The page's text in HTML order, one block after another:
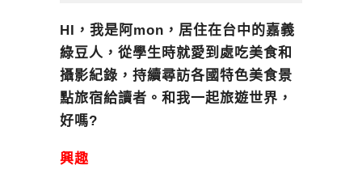
HI，我是阿mon，居住在台中的嘉義
綠豆人，從學生時就愛到處吃美食和
攝影紀錄，持續尋訪各國特色美食景
點旅宿給讀者。和我一起旅遊世界，
好嗎?
興趣